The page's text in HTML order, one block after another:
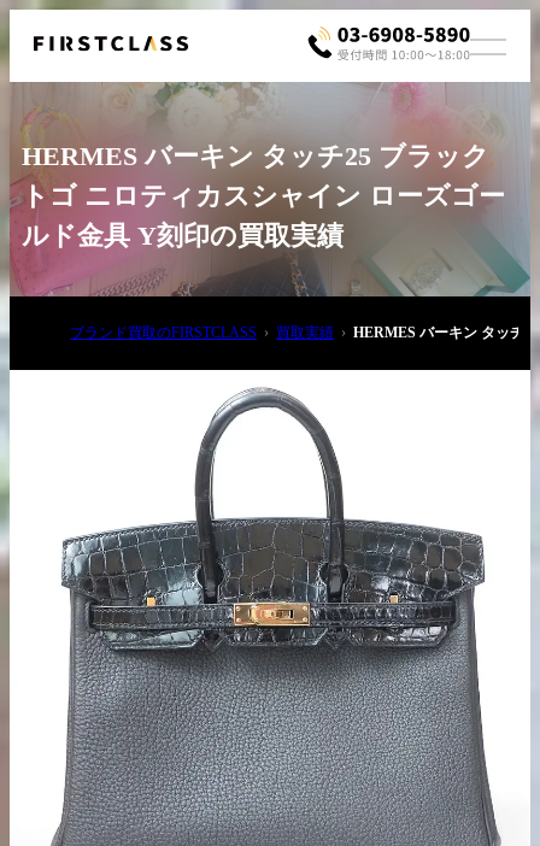
03-6908-5890
出張買取の
お申込み
宅配買取の
お申込み
LINE査定
HERMES バーキン タッチ25 ブラック
トゴ ニロティカスシャイン ローズゴー
ルド金具 Y刻印の買取実績
ブランド買取のFIRSTCLASS 買取実績 HERMES バーキン タッチ